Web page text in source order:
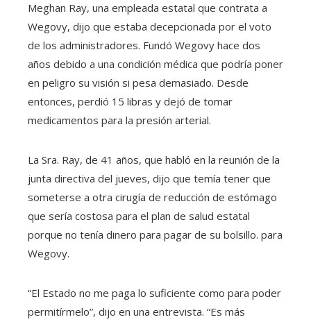
Meghan Ray, una empleada estatal que contrata a
Wegovy, dijo que estaba decepcionada por el voto
de los administradores. Fundó Wegovy hace dos
años debido a una condición médica que podría poner
en peligro su visión si pesa demasiado. Desde
entonces, perdió 15 libras y dejó de tomar
medicamentos para la presión arterial.
La Sra. Ray, de 41 años, que habló en la reunión de la
junta directiva del jueves, dijo que temía tener que
someterse a otra cirugía de reducción de estómago
que sería costosa para el plan de salud estatal
porque no tenía dinero para pagar de su bolsillo. para
Wegovy.
“El Estado no me paga lo suficiente como para poder
permitírmelo”, dijo en una entrevista. “Es más